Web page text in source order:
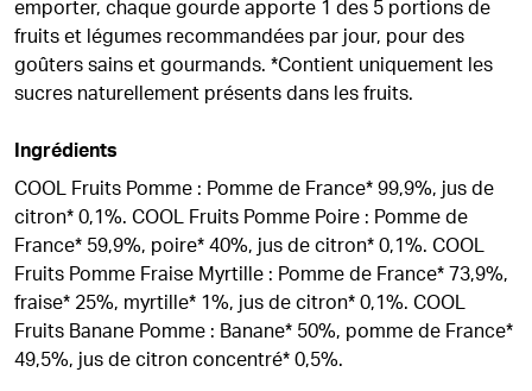
emporter, chaque gourde apporte 1 des 5 portions de
fruits et légumes recommandées par jour, pour des
goûters sains et gourmands. *Contient uniquement les
sucres naturellement présents dans les fruits.
Ingrédients
COOL Fruits Pomme : Pomme de France* 99,9%, jus de
citron* 0,1%. COOL Fruits Pomme Poire : Pomme de
France* 59,9%, poire* 40%, jus de citron* 0,1%. COOL
Fruits Pomme Fraise Myrtille : Pomme de France* 73,9%,
fraise* 25%, myrtille* 1%, jus de citron* 0,1%. COOL
Fruits Banane Pomme : Banane* 50%, pomme de France*
49,5%, jus de citron concentré* 0,5%.